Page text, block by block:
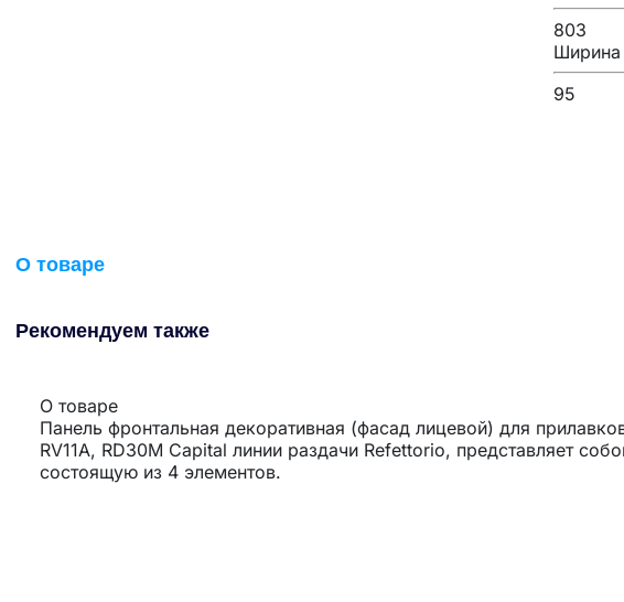
803
Ширина
95
О товаре
Рекомендуем также
О товаре
Панель фронтальная декоративная (фасад лицевой) для прилавков
RV11A, RD30М Capital линии раздачи Refettorio, представляет
состоящую из 4 элементов.